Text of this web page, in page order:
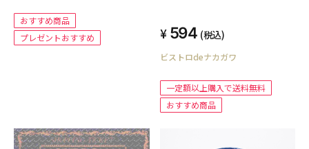
おすすめ商品
プレゼントおすすめ
594 (税込)
ビストロdeナカガワ
一定額以上購入で送料無料
おすすめ商品